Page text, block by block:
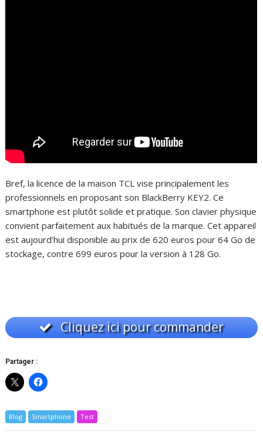
Bref, la licence de la maison TCL vise principalement les
professionnels en proposant son BlackBerry KEY2. Ce
smartphone est plutôt solide et pratique. Son clavier physique
convient parfaitement aux habitués de la marque. Cet appareil
est aujourd’hui disponible au prix de 620 euros pour 64 Go de
stockage, contre 699 euros pour la version à 128 Go.
Cliquez ici pour commander
Partager :
Blog Smartphone Test